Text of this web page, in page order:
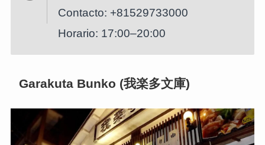
Contacto: +81529733000
Horario: 17:00–20:00
Garakuta Bunko (我楽多文庫)